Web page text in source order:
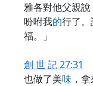
雅各對他父親
吩咐我的行了
福。」
創 世 記 27:31
也做了美味 ，